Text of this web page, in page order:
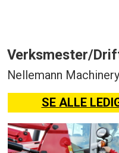
Verksmester/
Nellemann
SE ALLE